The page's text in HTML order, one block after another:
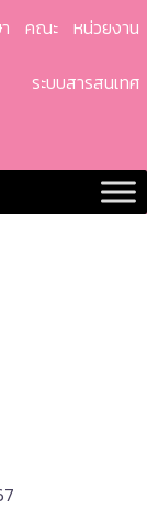
คณะ หน่วยงาน
ระบบสารสนเทศ